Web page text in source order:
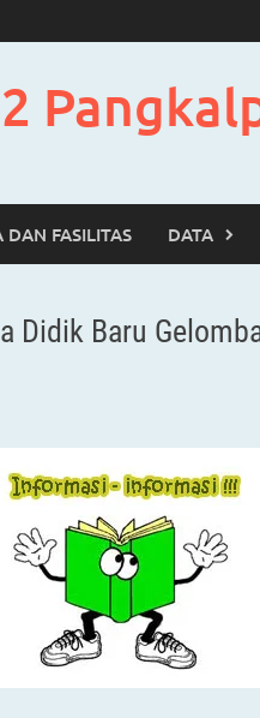
DAN FASILITAS DATA
Didik Baru